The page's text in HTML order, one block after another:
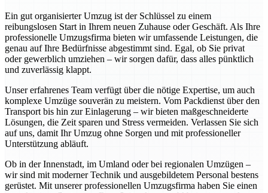
Ein gut organisierter Umzug ist der Schlüssel zu einem
reibungslosen Start in Ihrem neuen Zuhause oder Geschäft. Als Ihre
professionelle Umzugsfirma bieten wir umfassende Leistungen, die
genau auf Ihre Bedürfnisse abgestimmt sind. Egal, ob Sie privat
oder gewerblich umziehen – wir sorgen dafür, dass alles pünktlich
und zuverlässig klappt.
Unser erfahrenes Team verfügt über die nötige Expertise, um auch
komplexe Umzüge souverän zu meistern. Vom Packdienst über den
Transport bis hin zur Einlagerung – wir bieten maßgeschneiderte
Lösungen, die Zeit sparen und Stress vermeiden. Verlassen Sie sich
auf uns, damit Ihr Umzug ohne Sorgen und mit professioneller
Unterstützung abläuft.
Ob in der Innenstadt, im Umland oder bei regionalen Umzügen –
wir sind mit moderner Technik und ausgebildetem Personal bestens
gerüstet. Mit unserer professionellen Umzugsfirma haben Sie einen